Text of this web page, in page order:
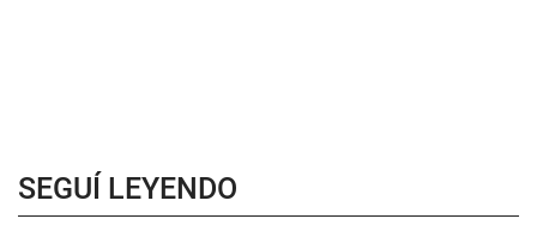
SEGUÍ LEYENDO